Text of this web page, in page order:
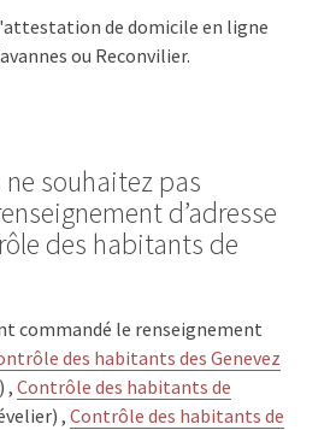
de domicile en ligne
ou Reconvilier.
souhaitez pas
d’adresse
des habitants de
commandé le renseignement
des habitants des Genevez
,Contrôle des habitants de
,Contrôle des habitants de